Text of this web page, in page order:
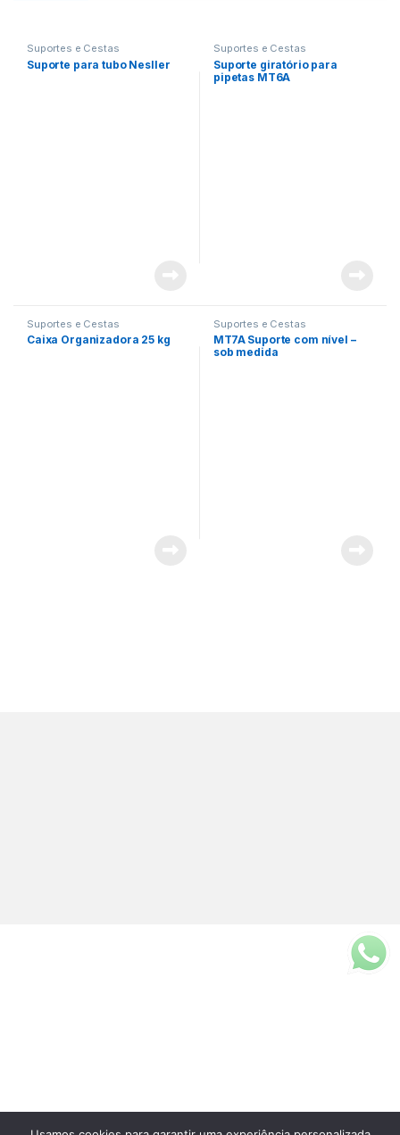
Suportes e Cestas
Suporte para tubo Nesller
Suportes e Cestas
Suporte giratório para
pipetas MT6A
Suportes e Cestas
Caixa Organizadora 25 kg
Suportes e Cestas
MT7A Suporte com nível –
sob medida